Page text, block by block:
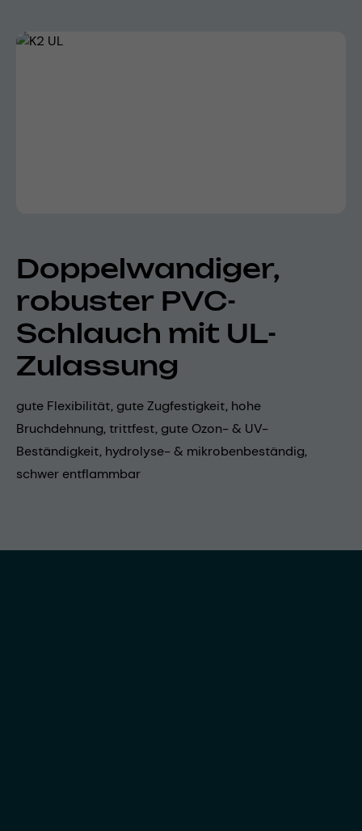
Bildergalerie überspringen
Doppelwandiger,
robuster PVC-
Schlauch mit UL-
Zulassung
gute Flexibilität, gute Zugfestigkeit, hohe
Bruchdehnung, trittfest, gute Ozon- & UV-
Beständigkeit, hydrolyse- & mikrobenbeständig,
schwer entflammbar